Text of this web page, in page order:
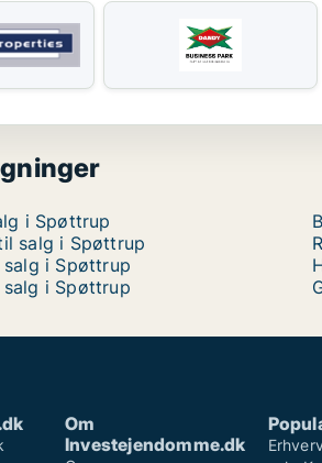
i Spøttrup
salg i Spøttrup
i Spøttrup
i Spøttrup
Om
Investejendomme.dk